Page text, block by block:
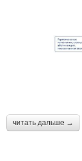
читать дальше →